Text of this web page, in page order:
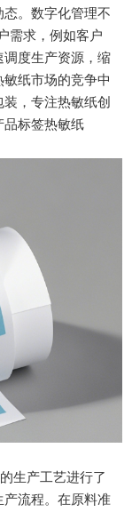
。数字化管理不
需求，例如客户
度生产资源，缩
纸市场的竞争中
，专注热敏纸创
品标签热敏纸
生产工艺进行了
流程。在原料准